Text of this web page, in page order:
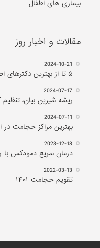
2022-03-13
تقویم حجامت ۱۴۰۱
شرکت
تمام حقوق محفوظ و متعلق به
مطالب فقط با ذکر